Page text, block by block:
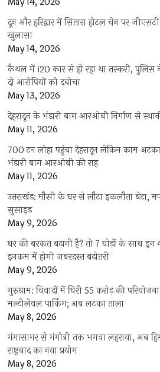
दून और हरिद्वार में सितारा होटल चेन पर
खुलासा
May 14, 2026
कैथल में i20 कार से हो रहा था तस्करी, पुलिस
दो आरोपियों को दबोचा
May 13, 2026
देहरादून के भंडारी बाग आरओबी निर्माण से
May 11, 2026
700 टन लोहा पहुंचा देहरादून लेकिन काम
भंडारी बाग आरओबी की राह
May 11, 2026
उत्तराखंड: मौसी के घर से लौटा इकलौता
सुसाइड
May 9, 2026
घर की बरकत बढ़ानी है? तो 7 घोड़ों के साथ इन
इनकम में होगी जबरदस्त बढ़ोतरी
May 9, 2026
गुरुग्राम: विवादों में घिरी 55 करोड़ की
मल्टीलेवल पार्किंग; अब लटका ताला
May 8, 2026
गंगासागर से गंगोत्री तक भगवा लहराया, अब
राष्ट्रवाद का नया प्रयोग
May 8, 2026